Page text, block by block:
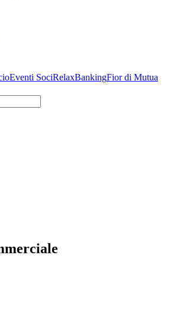
Eventi SociRelaxBankingFior di Mutua